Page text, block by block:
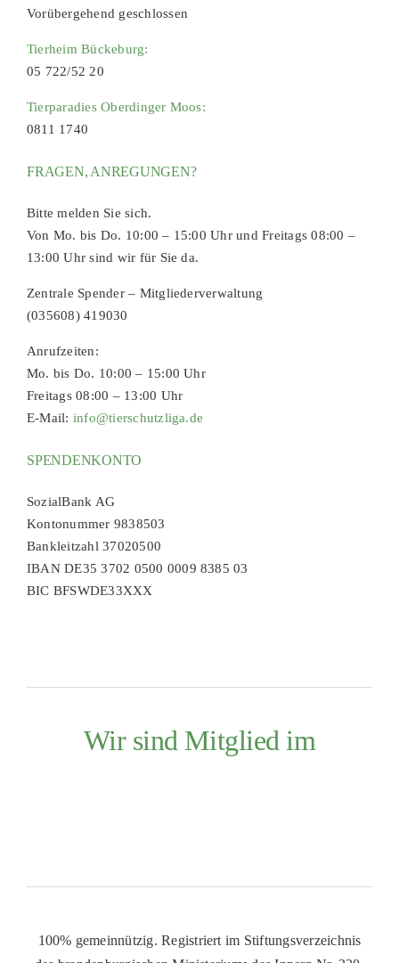
Vorübergehend geschlossen
Tierheim Bückeburg:
05 722/52 20
Tierparadies Oberdinger Moos:
0811 1740
FRAGEN, ANREGUNGEN?
Bitte melden Sie sich.
Von Mo. bis Do. 10:00 – 15:00 Uhr und Freitags 08:00 –
13:00 Uhr sind wir für Sie da.
Zentrale Spender – Mitgliederverwaltung
(035608) 419030
Anrufzeiten:
Mo. bis Do. 10:00 – 15:00 Uhr
Freitags 08:00 – 13:00 Uhr
E-Mail: info@tierschutzliga.de
SPENDENKONTO
SozialBank AG
Kontonummer 9838503
Bankleitzahl 37020500
IBAN DE35 3702 0500 0009 8385 03
BIC BFSWDE33XXX
Wir sind Mitglied im
100% gemeinnützig. Registriert im Stiftungsverzeichnis